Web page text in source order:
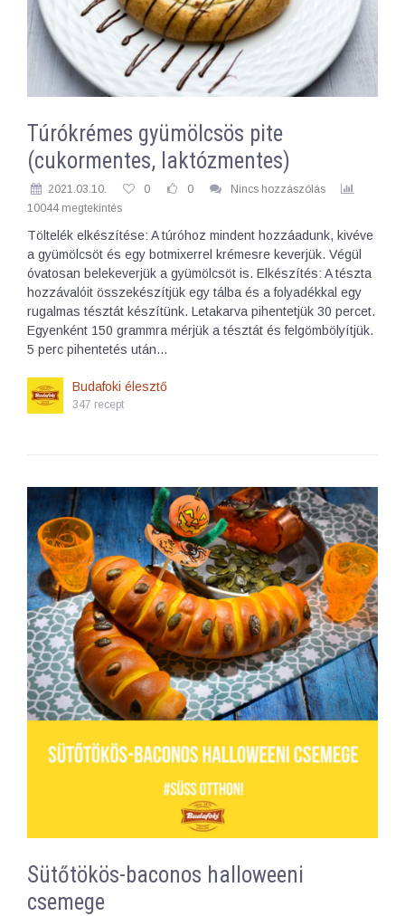
Túrókrémes gyümölcsös pite
(cukormentes, laktózmentes)
2021.03.10. 0 0
Nincs hozzászólás
10044 megtekintés
Töltelék elkészítése: A túróhoz mindent hozzáadunk, kivéve
a gyümölcsöt és egy botmixerrel krémesre keverjük. Végül
óvatosan belekeverjük a gyümölcsöt is. Elkészítés: A tészta
hozzávalóit összekészítjük egy tálba és a folyadékkal egy
rugalmas tésztát készítünk. Letakarva pihentetjük 30 percet.
Egyenként 150 grammra mérjük a tésztát és felgömbölyítjük.
5 perc pihentetés után…
Budafoki élesztő
347 recept
Sütőtökös-baconos halloweeni
csemege